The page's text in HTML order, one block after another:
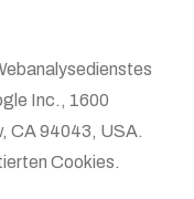
Inc., 1600
CA 94043, USA.
Cookies.